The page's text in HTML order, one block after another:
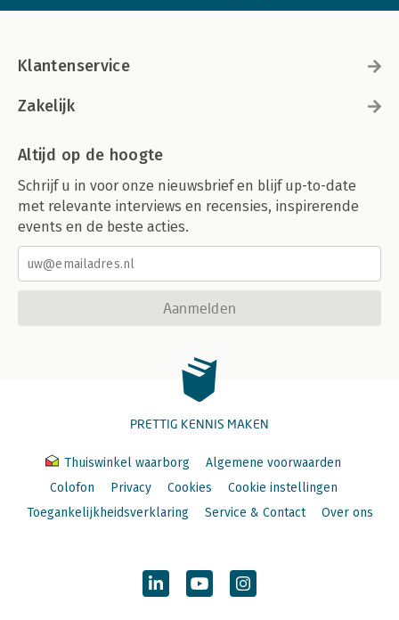
Klantenservice
Zakelijk
Altijd op de hoogte
Schrijf u in voor onze nieuwsbrief en blijf up-to-date
met relevante interviews en recensies, inspirerende
events en de beste acties.
Aanmelden
PRETTIG KENNIS MAKEN
Thuiswinkel waarborg
Algemene voorwaarden
Colofon
Privacy Cookies
Cookie instellingen
Toegankelijkheidsverklaring
Service & Contact Over ons